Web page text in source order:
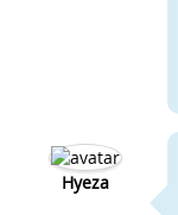
Hyeza